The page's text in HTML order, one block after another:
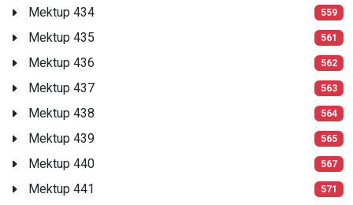
Mektup 434 559
Mektup 435 561
Mektup 436 562
Mektup 437 563
Mektup 438 564
Mektup 439 565
Mektup 440 567
Mektup 441 571